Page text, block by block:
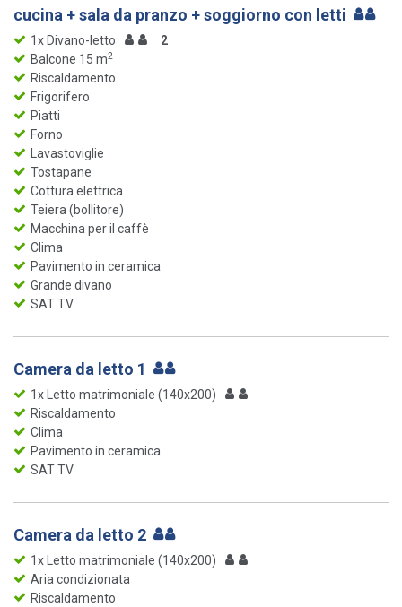
cucina + sala da pranzo + soggiorno con letti
1x Divano-letto
2
Balcone 15 m2
Riscaldamento
Frigorifero
Piatti
Forno
Lavastoviglie
Tostapane
Cottura elettrica
Teiera (bollitore)
Macchina per il caffè
Clima
Pavimento in ceramica
Grande divano
SAT TV
Camera da letto 1
1x Letto matrimoniale (140x200)
Riscaldamento
Clima
Pavimento in ceramica
SAT TV
Camera da letto 2
1x Letto matrimoniale (140x200)
Aria condizionata
Riscaldamento